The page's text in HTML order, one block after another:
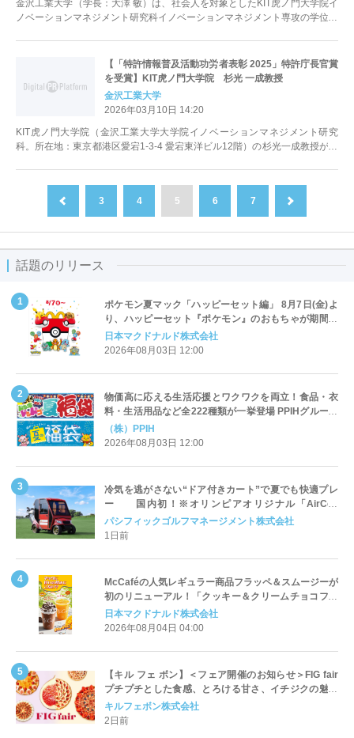
金沢工業大学（学長：大澤 敏）は、社会人を対象としたKIT虎ノ門大学院イ
ノベーションマネジメント研究科イノベーションマネジメント専攻の学位授
【「特許情報普及活動功労者表彰 2025」特許庁長官賞
を受賞】KIT虎ノ門大学院 杉光 一成教授
金沢工業大学
2026年03月10日 14:20
KIT虎ノ門大学院（金沢工業大学大学院イノベーションマネジメント研究
科。所在地：東京都港区愛宕1-3-4 愛宕東洋ビル12階）の杉光一成教授が、
3 4 5 6 7
話題のリリース
ポケモン夏マック「ハッピーセット編」 8月7日(金)よ
り、ハッピーセット『ポケモン』のおもちゃが期間限
定登場
日本マクドナルド株式会社
2026年08月03日 12:00
物価高に応える生活応援とワクワクを両立！食品・衣
料・生活用品など全222種類が一挙登場 PPIHグループ
「夏福袋」＆セール 8月6日(木)より順次スタート
（株）PPIH
2026年08月03日 12:00
冷気を逃がさない“ドア付きカート”で夏でも快適プレ
ー 国内初！※オリンピアオリジナル「AirCon
Cart（エアコンカート）」導入 | ＰＧＭ
パシフィックゴルフマネージメント株式会社
1日前
McCaféの人気レギュラー商品フラッペ＆スムージーが
初のリニューアル！「クッキー＆クリームチョコフラ
ッペ」「マンゴースムージー」8月5日（水）から販売
開始
日本マクドナルド株式会社
2026年08月04日 04:00
【キル フェ ボン】＜フェア開催のお知らせ＞FIG fair
プチプチとした食感、とろける甘さ、イチジクの魅力
をたっぷりと。新作を含め、イチジク尽くしの全4種が
登場8月20日（木）スタート
キルフェボン株式会社
2日前